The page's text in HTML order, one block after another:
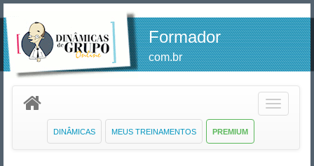
Formador
com.br
Toggle
PREMIUM
MEUS TREINAMENTOS
DINÂMICAS